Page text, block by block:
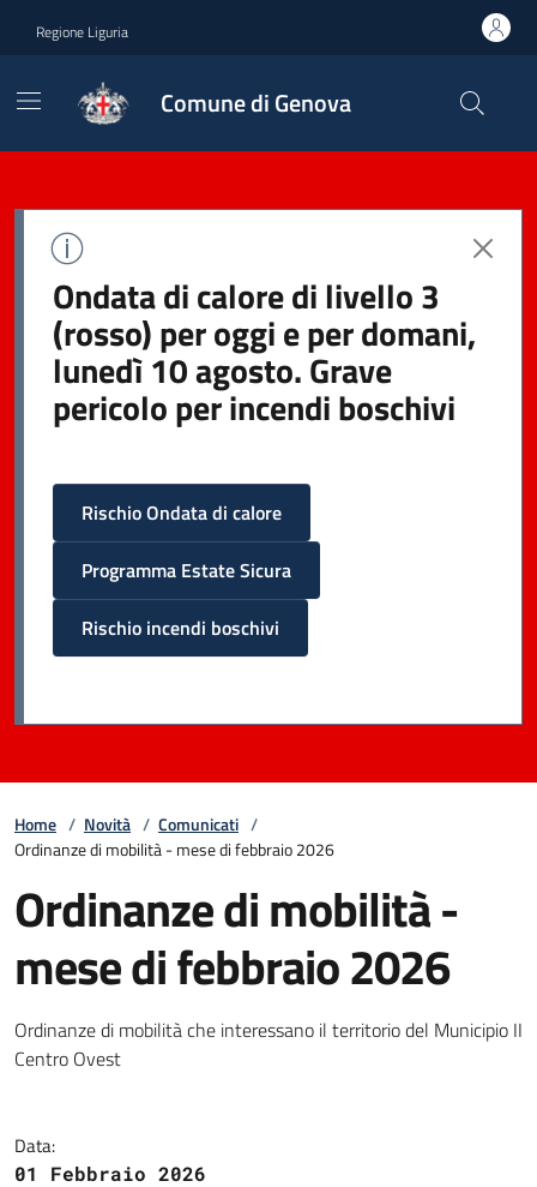
Regione Liguria
Comune di Genova
Ondata di calore di livello 3
(rosso) per oggi e per domani,
lunedì 10 agosto. Grave
pericolo per incendi boschivi
Rischio Ondata di calore
Programma Estate Sicura
Rischio incendi boschivi
Home / Novità / Comunicati /
Ordinanze di mobilità - mese di febbraio 2026
Ordinanze di mobilità -
mese di febbraio 2026
Ordinanze di mobilità che interessano il territorio del Municipio II
Centro Ovest
Data:
01 Febbraio 2026